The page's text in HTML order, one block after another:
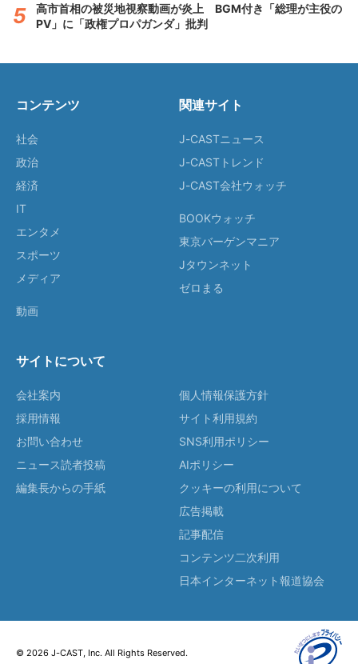
高市首相の被災地視察動画が炎上 BGM付き「総理が主役の
PV」に「政権プロパガンダ」批判
コンテンツ
社会
政治
経済
IT
エンタメ
スポーツ
メディア
動画
関連サイト
J-CASTニュース
J-CASTトレンド
J-CAST会社ウォッチ
BOOKウォッチ
東京バーゲンマニア
Jタウンネット
ゼロまる
サイトについて
会社案内
採用情報
お問い合わせ
ニュース読者投稿
編集長からの手紙
個人情報保護方針
サイト利用規約
SNS利用ポリシー
AIポリシー
クッキーの利用について
広告掲載
記事配信
コンテンツ二次利用
日本インターネット報道協会
© 2026 J-CAST, Inc. All Rights Reserved.